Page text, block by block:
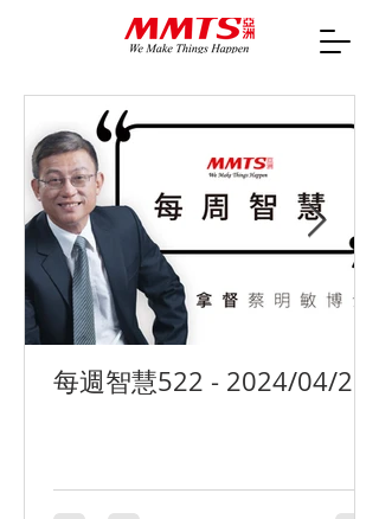
每週智慧522 - 2024/04/29